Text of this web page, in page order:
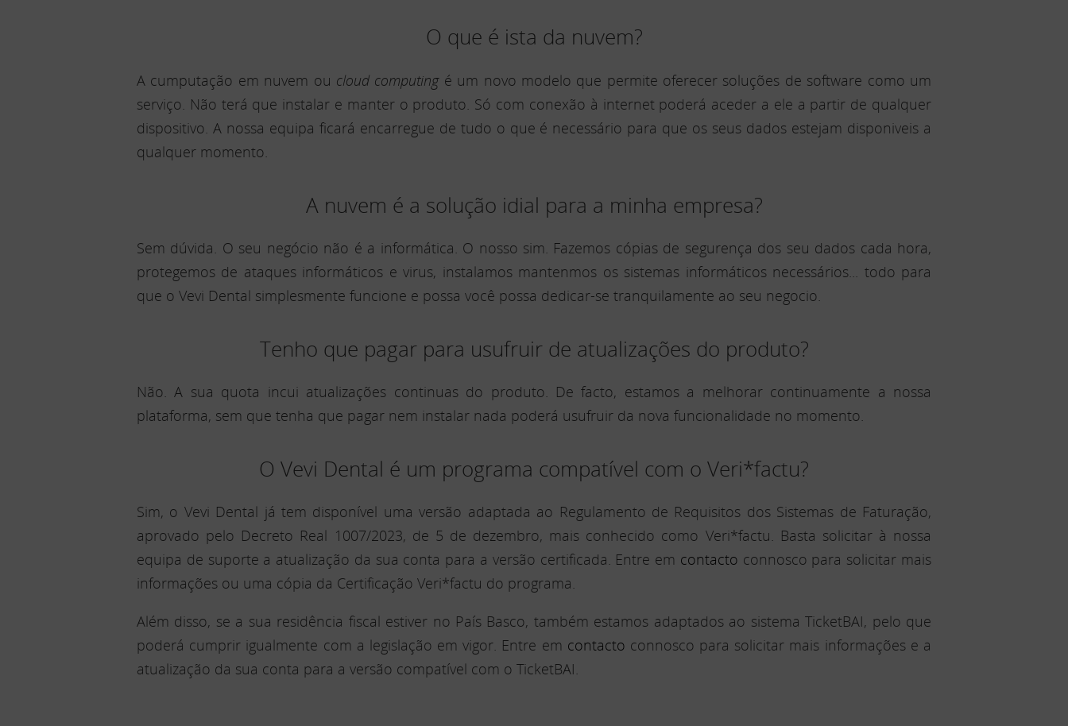
O que é ista da nuvem?
A cumputação em nuvem ou cloud computingé um novo modelo que permite oferecer soluções de software como um
serviço. Não terá que instalar e manter o produto. Só com conexão à internet poderá aceder a ele a partir de qualquer
dispositivo. A nossa equipa ficará encarregue de tudo o que é necessário para que os seus dados estejam disponiveis a
qualquer momento.
A nuvem é a solução idial para a minha empresa?
Sem dúvida. O seu negócio não é a informática. O nosso sim. Fazemos cópias de segurença dos seu dados cada hora,
protegemos de ataques informáticos e virus, instalamos mantenmos os sistemas informáticos necessários... todo para
que o Vevi Dental simplesmente funcione e possa você possa dedicar-se tranquilamente ao seu negocio.
Tenho que pagar para usufruir de atualizações do produto?
Não. A sua quota incui atualizações continuas do produto. De facto, estamos a melhorar continuamente a nossa
plataforma, sem que tenha que pagar nem instalar nada poderá usufruir da nova funcionalidade no momento.
O Vevi Dental é um programa compatível com o Veri*factu?
Sim, o Vevi Dental já tem disponível uma versão adaptada ao Regulamento de Requisitos dos Sistemas de Faturação,
aprovado pelo Decreto Real 1007/2023, de 5 de dezembro, mais conhecido como Veri*factu. Basta solicitar à nossa
equipa de suporte a atualização da sua conta para a versão certificada. Entre em contacto connosco para solicitar mais
informações ou uma cópia da Certificação Veri*factu do programa.
Além disso, se a sua residência fiscal estiver no País Basco, também estamos adaptados ao sistema TicketBAI, pelo que
poderá cumprir igualmente com a legislação em vigor. Entre em contacto connosco para solicitar mais informações e a
atualização da sua conta para a versão compatível com o TicketBAI.